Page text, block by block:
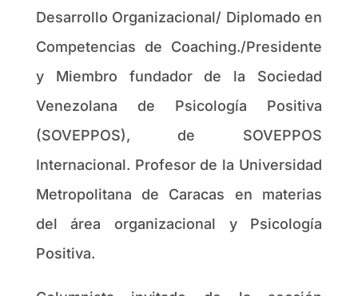
Desarrollo Organizacional/ Diplomado en
Competencias de Coaching./Presidente
y Miembro fundador de la Sociedad
Venezolana de Psicología Positiva
(SOVEPPOS), de SOVEPPOS
Internacional. Profesor de la Universidad
Metropolitana de Caracas en materias
del área organizacional y Psicología
Positiva.